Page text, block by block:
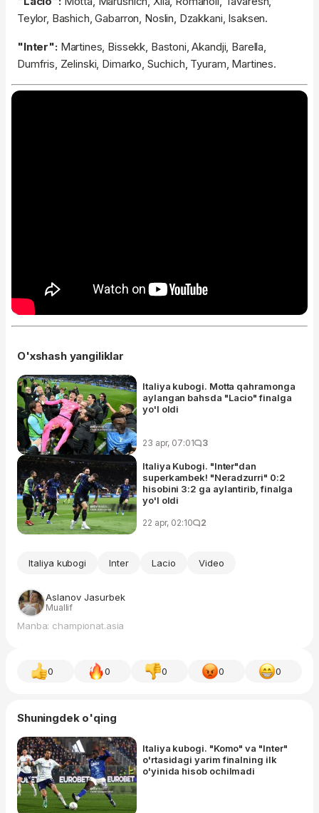
Teylor, Bashich, Gabarron, Noslin, Dzakkani, Isaksen.
"Inter":Martines, Bissekk, Bastoni, Akandji, Barella,
Dumfris, Zelinski, Dimarko, Suchich, Tyuram, Martines.
O'xshash yangiliklar
Italiya kubogi. Motta qahramonga
aylangan bahsda "Lacio" finalga
yo'l oldi
23 apr, 07:01 3
Italiya Kubogi. "Inter"dan
superkambek! "Neradzurri" 0:2
hisobini 3:2 ga aylantirib, finalga
yo'l oldi
22 apr, 02:10 2
Italiya kubogi Inter Lacio Video
Aslanov Jasurbek
Muallif
Manba: championat.asia
0 0 0 0 0
Shuningdek o'qing
Italiya kubogi. "Komo" va "Inter"
o'rtasidagi yarim finalning ilk
o'yinida hisob ochilmadi